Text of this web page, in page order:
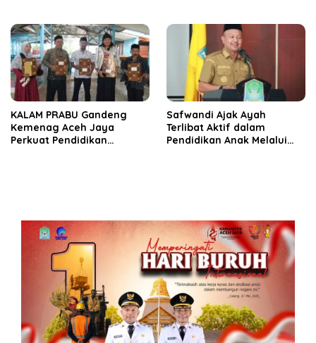
KALAM PRABU Gandeng
Kemenag Aceh Jaya
Perkuat Pendidikan
Safwandi Ajak Ayah
Terlibat Aktif dalam
Pendidikan Anak Melalui